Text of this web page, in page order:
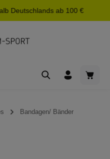
Deutschlands ab 100 €
Bandagen/ Bänder